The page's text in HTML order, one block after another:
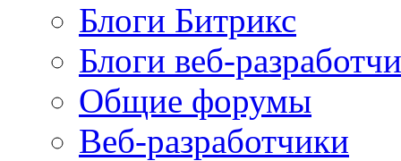
Блоги Битрикс
Блоги веб-
Общие форумы
Веб-разработчики